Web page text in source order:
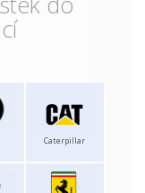
Caterpillar